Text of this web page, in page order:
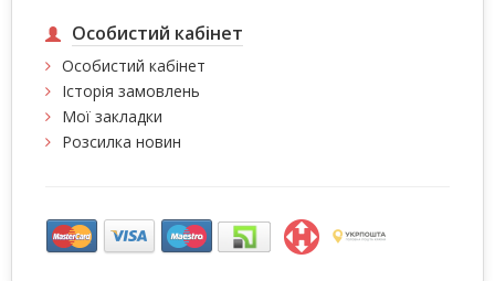
Особистий кабінет
Особистий кабінет
Історія замовлень
Мої закладки
Розсилка новин